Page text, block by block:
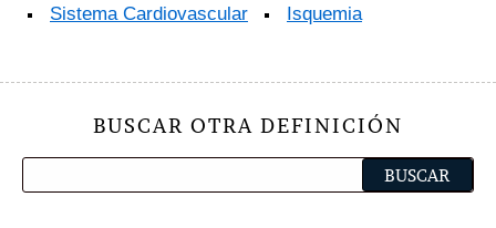
Sistema Cardiovascular Isquemia
BUSCAR OTRA DEFINICIÓN